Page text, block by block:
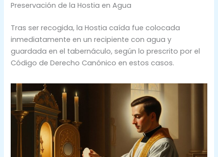
Preservación de la Hostia en Agua
Tras ser recogida, la Hostia caída fue colocada
inmediatamente en un recipiente con agua y
guardada en el tabernáculo, según lo prescrito por el
Código de Derecho Canónico en estos casos.